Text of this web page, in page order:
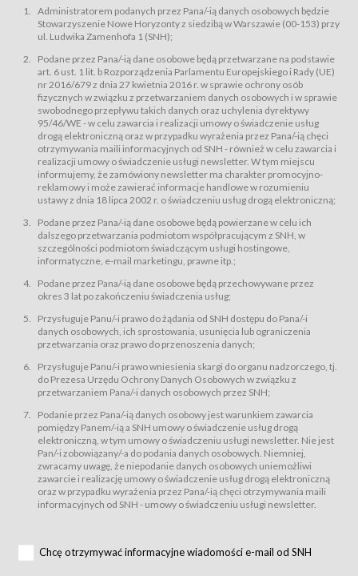
Bilety – wybrane dokumenty potwierdzające zawarcie umowy z
Usługodawcą i uprawniające do wzięcia udziału w Wydarzeniu,
przewidziane przez Usługodawcę dla danego Wydarzenia, tj. uprawniające
do uczestnictwa w wielu albo w pojedynczych seansach filmowych,
Sklep – sklep internetowy prowadzony przez Usługodawcę w Serwisie;
Regulamin – niniejszy regulamin.
§ 2
Postanowienia ogólne
Regulamin określa zasady:
świadczenia Usługobiorcom Usług przez Usługodawcę, z
zastrzeżeniem usług, o których mowa w ust. 2 pkt. 4 i 5 poniżej, których
zasady świadczenia precyzują odrębne regulaminy,
przetwarzania przez Usługodawcę danych osobowych Usługobiorców
będących osobami fizycznymi.
świadczy Usługi drogą elektroniczną w rozumieniu ustawy z dnia 18 lipca
2002 r. o świadczeniu usług drogą elektroniczną (Dz.U. z 2002 r., Nr 144, poz.
1204, z późń. zm.). Usługi świadczone są nieodpłatnie.
usługę przeglądania i odczytywania przez Usługobiorców materiałów
zamieszczanych w Serwisie,
usługę utrzymywania konta użytkownika w Serwisie,
usługę newsletter,
usługę zawierania na odległość umów nabycia Karnetów i Biletów,
usługę zawierania na odległość umów sprzedaży w Sklepie.
dnia 18 lipca 2002 r. o świadczeniu usług drogą elektroniczną (Dz.U. z 2002
r., Nr 144, poz. 1204, z późń. zm.). Usługi świadczone są nieodpłatnie.
Na zasadach określonych w Regulaminie dostęp do Serwisu jest otwarty dla
Usługobiorca przed rozpoczęciem korzystania z Serwisu jest zobowiązany
zapoznać się z Regulaminem. Założenie konta w Serwisie oraz zamówienie
usługi newsletter za pośrednictwem przeznaczonego do tego formularza
zamieszczonego na stronach Serwisu dostępnych dla wszystkich
Usługobiorców wymaga akceptacji postanowień Regulaminu.
Usługobiorca zobowiązany jest do przestrzegania postanowień Regulaminu
od chwili rozpoczęcia korzystania z Serwisu.
Regulamin jest udostępniony Usługobiorcom nieodpłatnie za
Warunki techniczne korzystania z Usług
Administratorem podanych przez Pana/-ią danych osobowych będzie
Stowarzyszenie Nowe Horyzonty z siedzibą w Warszawie (00-153) przy
ul. Ludwika Zamenhofa 1 (SNH);
Podane przez Pana/-ią dane osobowe będą przetwarzane na podstawie
art. 6 ust. 1 lit. b Rozporządzenia Parlamentu Europejskiego i Rady (UE)
nr 2016/679 z dnia 27 kwietnia 2016 r. w sprawie ochrony osób
fizycznych w związku z przetwarzaniem danych osobowych i w sprawie
swobodnego przepływu takich danych oraz uchylenia dyrektywy
95/46/WE - w celu zawarcia i realizacji umowy o świadczenie usług
drogą elektroniczną oraz w przypadku wyrażenia przez Pana/-ią chęci
otrzymywania maili informacyjnych od SNH - również w celu zawarcia i
realizacji umowy o świadczenie usługi newsletter. W tym miejscu
informujemy, że zamówiony newsletter ma charakter promocyjno-
reklamowy i może zawierać informacje handlowe w rozumieniu
ustawy z dnia 18 lipca 2002 r. o świadczeniu usług drogą elektroniczną;
Podane przez Pana/-ią dane osobowe będą powierzane w celu ich
dalszego przetwarzania podmiotom współpracującym z SNH, w
szczególności podmiotom świadczącym usługi hostingowe,
informatyczne, e-mail marketingu, prawne itp.;
Podane przez Pana/-ią dane osobowe będą przechowywane przez
okres 3 lat po zakończeniu świadczenia usług;
Przysługuje Panu/-i prawo do żądania od SNH dostępu do Pana/-i
danych osobowych, ich sprostowania, usunięcia lub ograniczenia
przetwarzania oraz prawo do przenoszenia danych;
Przysługuje Panu/-i prawo wniesienia skargi do organu nadzorczego, tj.
do Prezesa Urzędu Ochrony Danych Osobowych w związku z
przetwarzaniem Pana/-i danych osobowych przez SNH;
Podanie przez Pana/-ią danych osobowy jest warunkiem zawarcia
pomiędzy Panem/-ią a SNH umowy o świadczenie usług drogą
elektroniczną, w tym umowy o świadczeniu usługi newsletter. Nie jest
Pan/-i zobowiązany/-a do podania danych osobowych. Niemniej,
zwracamy uwagę, że niepodanie danych osobowych uniemożliwi
zawarcie i realizację umowy o świadczenie usług drogą elektroniczną
oraz w przypadku wyrażenia przez Pana/-ią chęci otrzymywania maili
informacyjnych od SNH - umowy o świadczeniu usługi newsletter.
Chcę otrzymywać informacyjne wiadomości e-mail od SNH